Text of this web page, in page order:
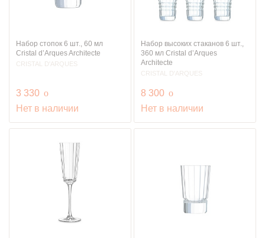
Набор стопок 6 шт., 60 мл
Cristal d’Arques Architecte
CRISTAL D'ARQUES
3 330 руб.
o
Нет в наличии
Набор высоких стаканов 6 шт.,
360 мл Cristal d’Arques
Architecte
CRISTAL D'ARQUES
8 300 руб.
o
Нет в наличии